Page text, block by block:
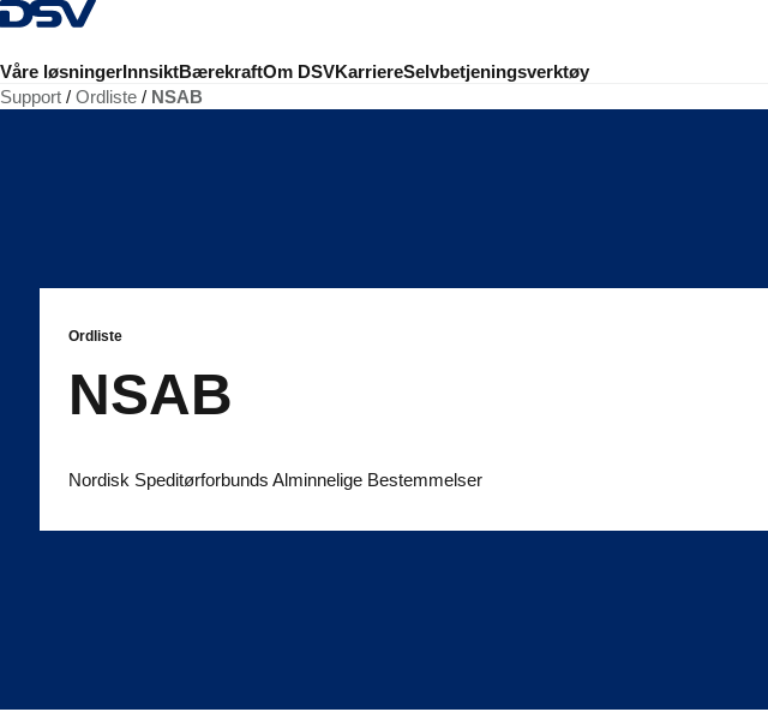
Tilbake til hjemmesiden
Våre løsningerInnsiktBærekraftOm DSVKarriereSelvbetjeningsverktøy
Support Ordliste NSAB
Ordliste
NSAB
Nordisk Speditørforbunds Alminnelige Bestemmelser